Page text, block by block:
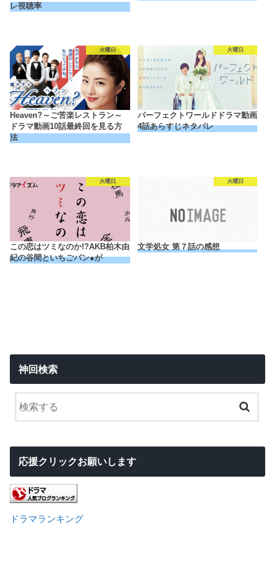
レ視聴率
火曜日
Heaven?～ご苦楽レストラン～
ドラマ動画10話最終回を見る方
法
火曜日
パーフェクトワールドドラマ動画
4話あらすじネタバレ
火曜日
この恋はツミなのか!?AKB柏木由
紀の谷間といちごパン●が
火曜日
文学処女 第７話の感想
神回検索
応援クリックお願いします
ドラマランキング